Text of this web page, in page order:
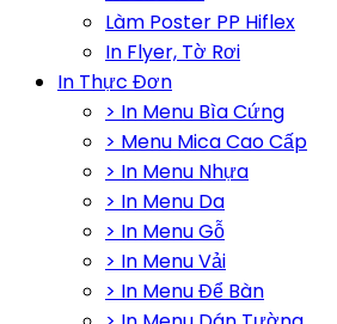
Làm Poster PP Hiflex
In Flyer, Tờ Rơi
In Thực Đơn
> In Menu Bìa Cứng
> Menu Mica Cao Cấp
> In Menu Nhựa
> In Menu Da
> In Menu Gỗ
> In Menu Vải
> In Menu Để Bàn